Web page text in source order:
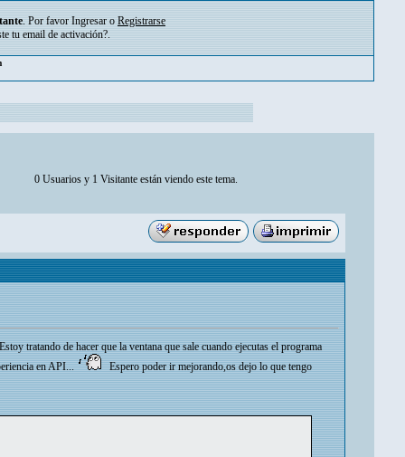
. Por favor Ingresar o Registrarse
tu email de activación?.
0 Usuarios y 1 Visitante están viendo este tema.
tratando de hacer que la ventana que sale cuando ejecutas el programa
en API...
Espero poder ir mejorando,os dejo lo que tengo